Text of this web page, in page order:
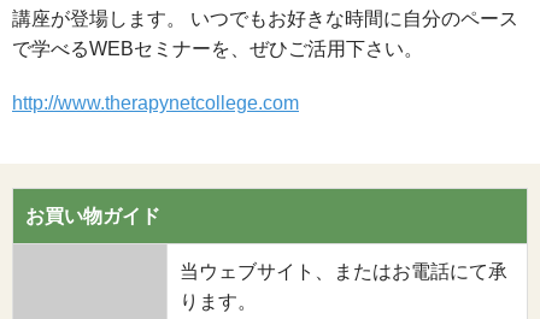
講座が登場します。 いつでもお好きな時間に自分のペース
で学べるWEBセミナーを、ぜひご活用下さい。
http://www.therapynetcollege.com
お買い物ガイド
当ウェブサイト、またはお電話にて承
ります。